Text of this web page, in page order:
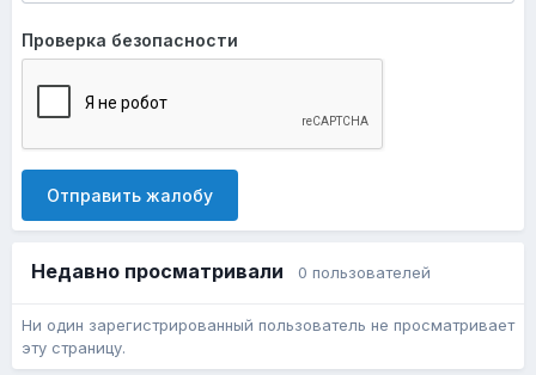
Проверка безопасности
Отправить жалобу
Недавно просматривали 0 пользователей
Ни один зарегистрированный пользователь не просматривает
эту страницу.